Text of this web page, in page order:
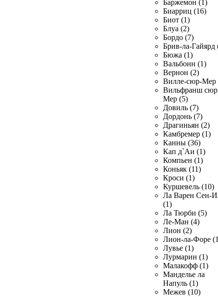
Баржемон (1)
Биарриц (16)
Биот (1)
Блуа (2)
Бордо (7)
Брив-ла-Гайярд
Бюжа (1)
Вальбонн (1)
Вернон (2)
Вилле-сюр-Мер
Вильфранш сюр
Мер (5)
Довиль (7)
Дордонь (7)
Драгиньян (2)
Камбремер (1)
Канны (36)
Кап д`Аи (1)
Компьен (1)
Коньяк (11)
Кроси (1)
Куршевель (10)
Ла Варен Сен-
(1)
Ла Тюрби (5)
Ле-Ман (4)
Лион (2)
Лион-ла-Форе
Лувье (1)
Лурмарин (1)
Малакофф (1)
Манделье ла
Напуль (1)
Межев (10)